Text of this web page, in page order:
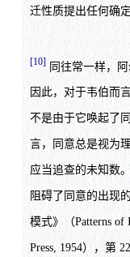
迁性质提出任何确定
[10] 同往常一样，阿
因此，对于韦伯而
不是由于它唤起了
言，同意总是视为
应当追查的未知数
阻碍了同意的出现
模式》（Patterns of
Press, 1954），第